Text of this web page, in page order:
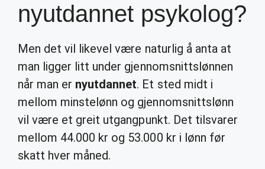
nyutdannet psykolog?
Men det vil likevel være naturlig å anta at
man ligger litt under gjennomsnittslønnen
når man er nyutdannet. Et sted midt i
mellom minstelønn og gjennomsnittslønn
vil være et greit utgangpunkt. Det tilsvarer
mellom 44.000 kr og 53.000 kr i lønn før
skatt hver måned.